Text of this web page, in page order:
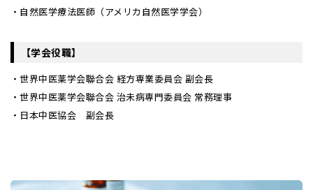
・自然医学療法医師（アメリカ自然医学学会）
【学会役職】
・世界中医薬学会聯合会 経方専業委員会 副会長
・世界中医薬学会聯合会 治未病専門委員会 常務理事
・日本中医協会 副会長